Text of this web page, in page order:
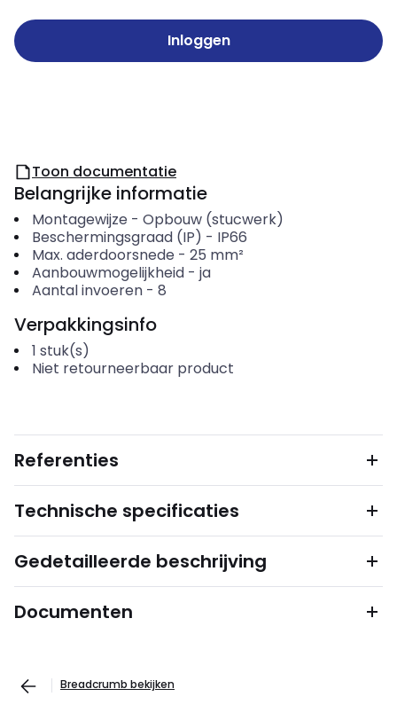
Inloggen
Toon documentatie
Belangrijke informatie
Montagewijze - Opbouw (stucwerk)
Beschermingsgraad (IP) - IP66
Max. aderdoorsnede - 25 mm²
Aanbouwmogelijkheid- ja
Aantal invoeren- 8
Verpakkingsinfo
1 stuk(s)
Niet retourneerbaar product
Referenties
Technische specificaties
Gedetailleerde beschrijving
Documenten
Breadcrumb bekijken